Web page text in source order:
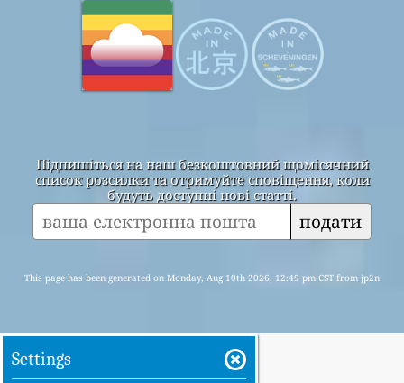
Підпишіться на наш безкоштовний щомісячний
список розсилки та отримуйте сповіщення, коли
будуть доступні нові статті.
подати
This page has been generated on Monday, Aug 10th 2026, 12:49 pm CST from jp2n
Settings